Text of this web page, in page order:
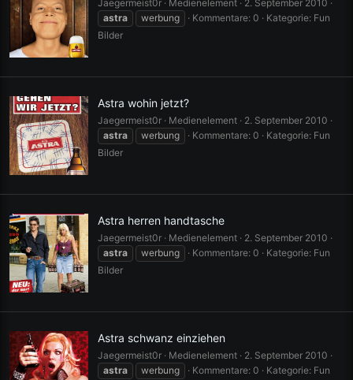
Jaegermeist0r Medienelement
2. September 2010
astra
werbung Kommentare: 0
Kategorie: Fun
Bilder
Astra wohin jetzt?
Jaegermeist0r Medienelement
2. September 2010
astra
werbung Kommentare: 0
Kategorie: Fun
Bilder
Astra herren handtasche
Jaegermeist0r Medienelement
2. September 2010
astra
werbung Kommentare: 0
Kategorie: Fun
Bilder
Astra schwanz einziehen
Jaegermeist0r Medienelement
2. September 2010
astra
werbung Kommentare: 0
Kategorie: Fun